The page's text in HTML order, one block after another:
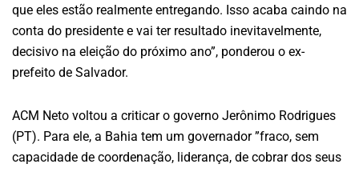
que eles estão realmente entregando. Isso acaba caindo na
conta do presidente e vai ter resultado inevitavelmente,
decisivo na eleição do próximo ano”, ponderou o ex-
prefeito de Salvador.
ACM Neto voltou a criticar o governo Jerônimo Rodrigues
(PT). Para ele, a Bahia tem um governador ”fraco, sem
capacidade de coordenação, liderança, de cobrar dos seus